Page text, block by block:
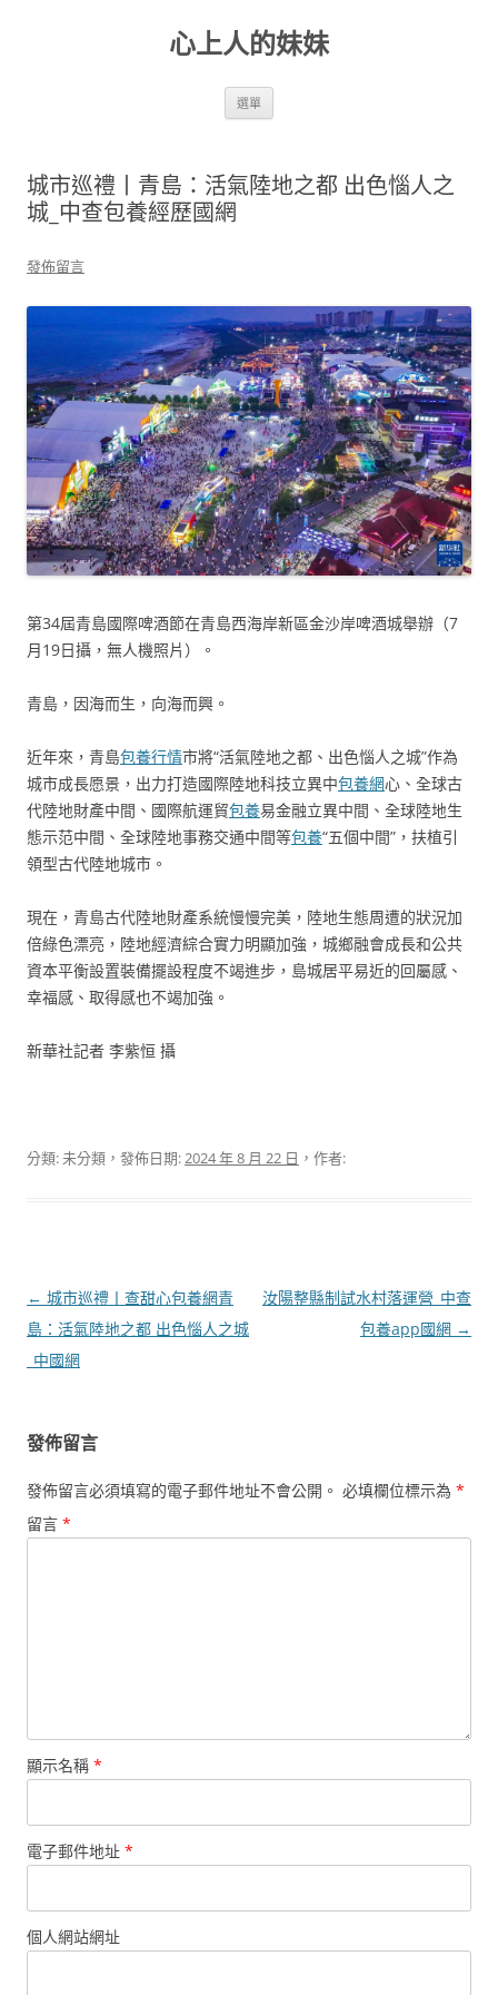
心上人的妹妹
選單
城市巡禮丨青島：活氣陸地之都 出色惱人之
城_中查包養經歷國網
發佈留言
第34屆青島國際啤酒節在青島西海岸新區金沙岸啤酒城舉辦（7
月19日攝，無人機照片）。
青島，因海而生，向海而興。
近年來，青島包養行情市將“活氣陸地之都、出色惱人之城”作為
城市成長愿景，出力打造國際陸地科技立異中包養網心、全球古
代陸地財產中間、國際航運貿包養易金融立異中間、全球陸地生
態示范中間、全球陸地事務交通中間等包養“五個中間”，扶植引
領型古代陸地城市。
現在，青島古代陸地財產系統慢慢完美，陸地生態周遭的狀況加
倍綠色漂亮，陸地經濟綜合實力明顯加強，城鄉融會成長和公共
資本平衡設置裝備擺設程度不竭進步，島城居平易近的回屬感、
幸福感、取得感也不竭加強。
新華社記者 李紫恒 攝
分類: 未分類，發佈日期:2024 年 8 月 22 日 ，作者:
文
章
導
← 城市巡禮丨查甜心包養網青
島：活氣陸地之都 出色惱人之城
_中國網
汝陽整縣制試水村落運營_中查
包養app國網 →
發佈留言
發佈留言必須填寫的電子郵件地址不會公開。 必填欄位標示為 *
留言 *
顯示名稱 *
電子郵件地址 *
個人網站網址